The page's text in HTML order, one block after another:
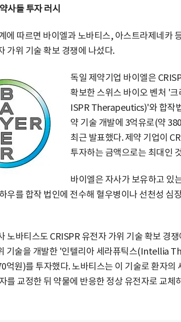
사들 투자 러시
에 따르면 바이엘과 노바티스, 아스트라제네카
가위 기술 확보 경쟁에 나섰다.
독일 제약기업 바이엘은
확보한 스위스 바이오 벤처 '
ISPR Therapeutics)'와 합작
약 기술 개발에 3억유로(약
최근 발표했다. 제약 기업이
투자하는 금액으로는 최대인
바이엘은 자사가 보유하고 있
우를 합작 법인에 전수해 혈우병이나 선천성 심
노바티스도 CRISPR 유전자 가위 기술 확보 경
기술을 개발한 '인텔리아 세라퓨틱스(Intellia
억원)를 투자했다. 노바티스는 이 기술로 환자의
를 교정한 뒤 약물에 반응한 정상 유전자로 교체